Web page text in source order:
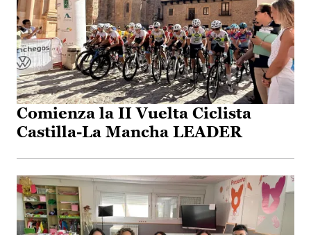
Comienza la II Vuelta Ciclista
Castilla-La Mancha LEADER